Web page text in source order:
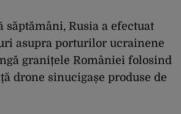
săptămâni, Rusia a efectuat
asupra porturilor ucrainene
granițele României folosind
drone sinucigașe produse de